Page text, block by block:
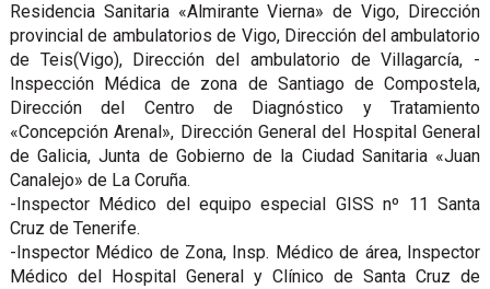
Residencia Sanitaria «Almirante Vierna» de Vigo, Dirección
provincial de ambulatorios de Vigo, Dirección del ambulatorio
de Teis(Vigo), Dirección del ambulatorio de Villagarcía, -
Inspección Médica de zona de Santiago de Compostela,
Dirección del Centro de Diagnóstico y Tratamiento
«Concepción Arenal», Dirección General del Hospital General
de Galicia, Junta de Gobierno de la Ciudad Sanitaria «Juan
Canalejo» de La Coruña.
-Inspector Médico del equipo especial GISS nº 11 Santa
Cruz de Tenerife.
-Inspector Médico de Zona, Insp. Médico de área, Inspector
Médico del Hospital General y Clínico de Santa Cruz de